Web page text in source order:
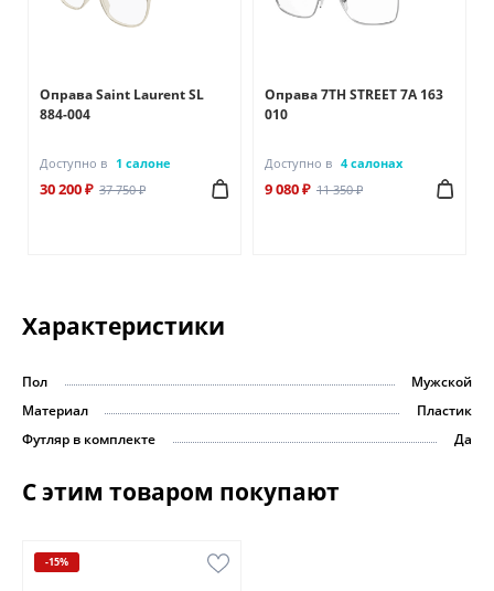
Оправа Saint Laurent SL
884-004
Доступно в 1 салоне
30 200 ₽ 37 750 ₽
Оправа 7TH STREET 7A 163
010
Доступно в 4 салонах
9 080 ₽ 11 350 ₽
Характеристики
Пол
Мужской
Материал
Пластик
Футляр в комплекте
Да
С этим товаром покупают
-15%